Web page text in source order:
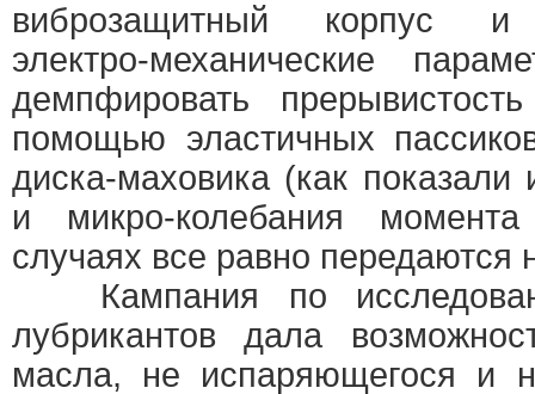
виброзащитный корпус и
электро-механические
демпфировать
помощью эластичных
диска-маховика (как показали
и микро-колебания
случаях все равно передаются
Кампания по
лубрикантов дала
масла, не испаряющегося и